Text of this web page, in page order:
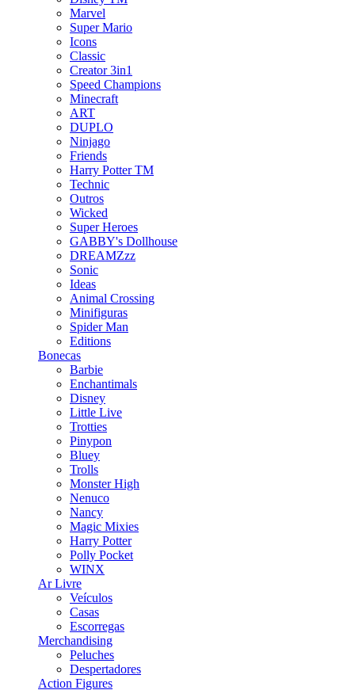
Marvel
Super Mario
Icons
Classic
Creator 3in1
Speed Champions
Minecraft
ART
DUPLO
Ninjago
Friends
Harry Potter TM
Technic
Outros
Wicked
Super Heroes
GABBY's Dollhouse
DREAMZzz
Sonic
Ideas
Animal Crossing
Minifiguras
Spider Man
Editions
Bonecas
Barbie
Enchantimals
Disney
Little Live
Trotties
Pinypon
Bluey
Trolls
Monster High
Nenuco
Nancy
Magic Mixies
Harry Potter
Polly Pocket
WINX
Ar Livre
Veículos
Casas
Escorregas
Merchandising
Peluches
Despertadores
Action Figures